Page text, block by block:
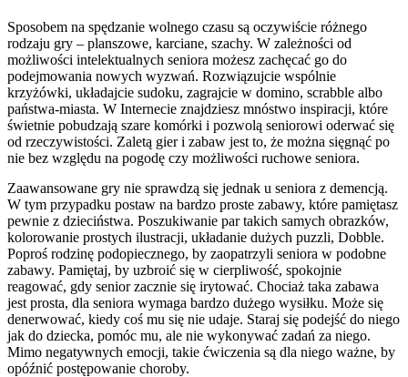
Sposobem na spędzanie wolnego czasu są oczywiście różnego
rodzaju gry – planszowe, karciane, szachy. W zależności od
możliwości intelektualnych seniora możesz zachęcać go do
podejmowania nowych wyzwań. Rozwiązujcie wspólnie
krzyżówki, układajcie sudoku, zagrajcie w domino, scrabble albo
państwa-miasta. W Internecie znajdziesz mnóstwo inspiracji, które
świetnie pobudzają szare komórki i pozwolą seniorowi oderwać się
od rzeczywistości. Zaletą gier i zabaw jest to, że można sięgnąć po
nie bez względu na pogodę czy możliwości ruchowe seniora.
Zaawansowane gry nie sprawdzą się jednak u seniora z demencją.
W tym przypadku postaw na bardzo proste zabawy, które pamiętasz
pewnie z dzieciństwa. Poszukiwanie par takich samych obrazków,
kolorowanie prostych ilustracji, układanie dużych puzzli, Dobble.
Poproś rodzinę podopiecznego, by zaopatrzyli seniora w podobne
zabawy. Pamiętaj, by uzbroić się w cierpliwość, spokojnie
reagować, gdy senior zacznie się irytować. Chociaż taka zabawa
jest prosta, dla seniora wymaga bardzo dużego wysiłku. Może się
denerwować, kiedy coś mu się nie udaje. Staraj się podejść do niego
jak do dziecka, pomóc mu, ale nie wykonywać zadań za niego.
Mimo negatywnych emocji, takie ćwiczenia są dla niego ważne, by
opóźnić postępowanie choroby.